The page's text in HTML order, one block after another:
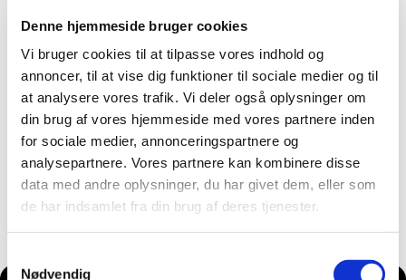
Denne hjemmeside bruger cookies
Vi bruger cookies til at tilpasse vores indhold og
annoncer, til at vise dig funktioner til sociale medier og til
at analysere vores trafik. Vi deler også oplysninger om
din brug af vores hjemmeside med vores partnere inden
for sociale medier, annonceringspartnere og
analysepartnere. Vores partnere kan kombinere disse
data med andre oplysninger, du har givet dem, eller som
de har indsamlet fra din brug af deres tjenester.
Nødvendig